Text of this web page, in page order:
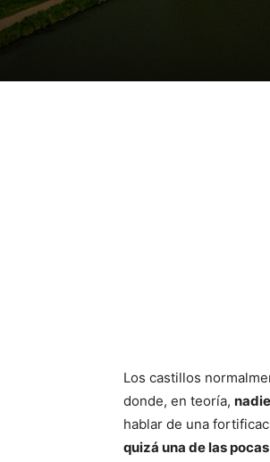
Los castillos
donde, en teoría,
hablar de una
quizá una de las